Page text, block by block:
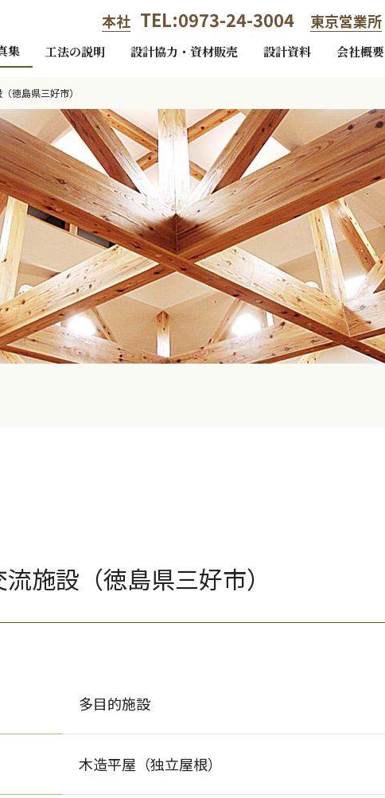
本社 TEL:0973-24-3004 東京営業所
集 工法の説明 設計協力・資材販売 設計資料 会社概要
徳島県三好市）
施設（徳島県三好市）
多目的施設
木造平屋（独立屋根）